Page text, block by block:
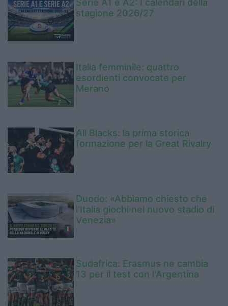
Serie A1 e A2: I calendari della
stagione 2026/27
Italia femminile: quattro
esordienti convocate per
Merano
All Blacks: la prima storica
formazione per la Great Rivalry
Duodo: «Abbiamo chiesto che
l’Italia giochi nel nuovo stadio di
Venezia»
Sudafrica: Erasmus ne cambia
13 per il test con l'Argentina